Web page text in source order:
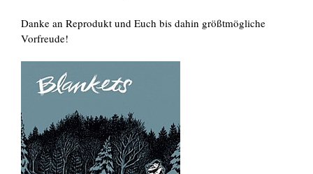
Danke an Reprodukt und Euch bis dahin größtmögliche
Vorfreude!